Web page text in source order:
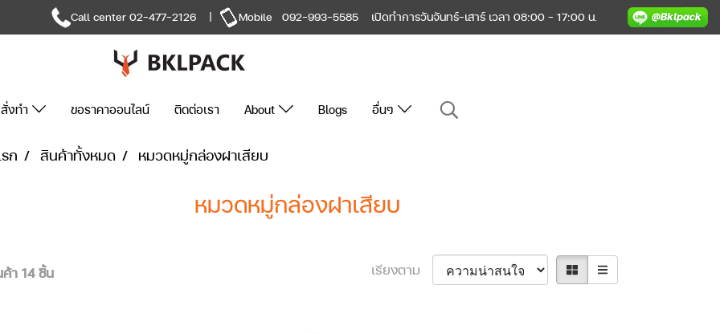
Call center 02-477-2126 | Mobile 092-993-5585 เปิดทำการวันจันทร์-เสาร์ เวลา 08:00 - 17:00 น.
งทำ ขอราคาออนไลน์ ติดต่อเรา About Blogs อื่นๆ
ก สินค้าทั้งหมด หมวดหมู่กล่องฝาเสียบ
หมวดหมู่กล่องฝาเสียบ
า 14 ชิ้น เรียงตาม